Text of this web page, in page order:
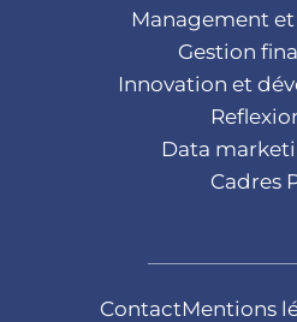
Management
Gestion
Innovation et
Data
Cadres
ContactMentions